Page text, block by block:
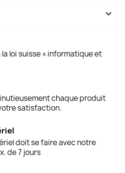
keyboard_arrow_down
loi suisse « informatique et
chaque produit
satisfaction.
doit se faire avec notre
de 7 jours